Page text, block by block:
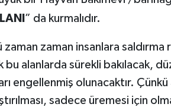
” da kurmalıdır.
zaman zaman insanlara
bu alanlarda sürekli bakılacak,
engellenmiş olunacaktır. Çünkü
sadece üremesi için